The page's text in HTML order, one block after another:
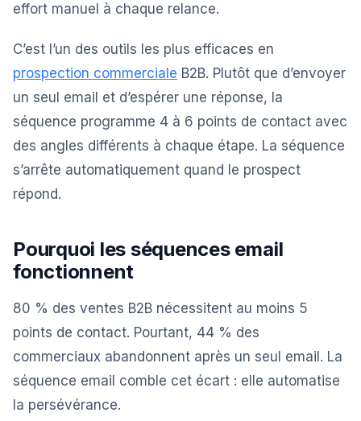
effort manuel à chaque relance.
C’est l’un des outils les plus efficaces en
prospection commerciale B2B. Plutôt que d’envoyer
un seul email et d’espérer une réponse, la
séquence programme 4 à 6 points de contact avec
des angles différents à chaque étape. La séquence
s’arrête automatiquement quand le prospect
répond.
Pourquoi les séquences email
fonctionnent
80 % des ventes B2B nécessitent au moins 5
points de contact. Pourtant, 44 % des
commerciaux abandonnent après un seul email. La
séquence email comble cet écart : elle automatise
la persévérance.